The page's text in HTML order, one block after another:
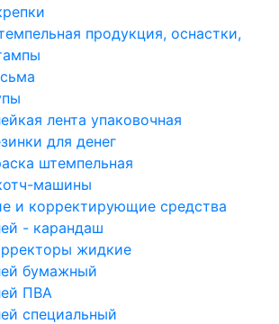
продукция, оснастки,
лента упаковочная
для денег
штемпельная
машины
и корректирующие средства
- карандаш
жидкие
бумажный
ПВА
специальный